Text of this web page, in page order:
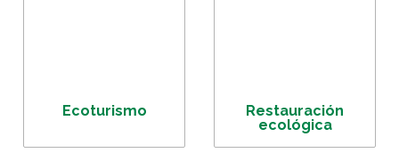
Ecoturismo
Restauración
ecológica